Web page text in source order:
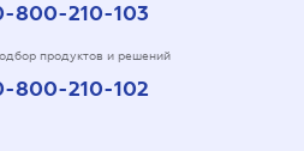
800-210-103
продуктов и решений
800-210-102